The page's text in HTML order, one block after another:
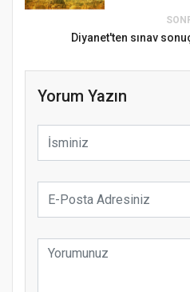
Diyanet'ten sınav
Yorum Yazın
Samsun
Etkinliği
Türkiye’de insanlar